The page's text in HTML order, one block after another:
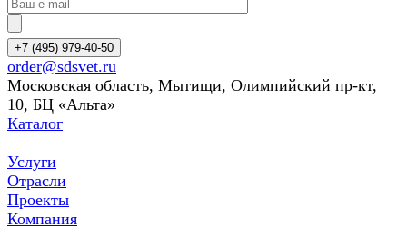
+7 (495) 979-40-50
order@sdsvet.ru
Московская область, Мытищи, Олимпийский пр-кт,
10, БЦ «Альта»
Каталог
Услуги
Отрасли
Проекты
Компания